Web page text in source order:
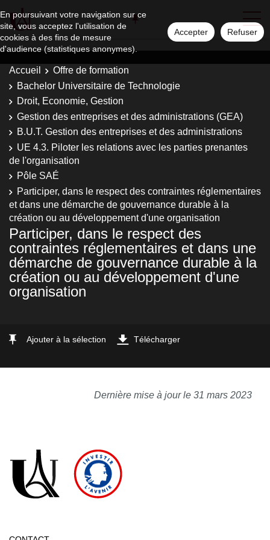
En poursuivant votre navigation sur ce
site, vous acceptez l'utilisation de
cookies à des fins de mesure
d'audience (statistiques anonymes).
Accepter Refuser
Accueil
Offre de formation
Bachelor Universitaire de Technologie
Droit, Economie, Gestion
Gestion des entreprises et des administrations (GEA)
B.U.T. Gestion des entreprises et des administrations
UE 4.3. Piloter les relations avec les parties prenantes
de l'organisation
Pôle SAÉ
Participer, dans le respect des contraintes réglementaires
et dans une démarche de gouvernance durable à la
création ou au développement d'une organisation
Participer, dans le respect des
contraintes réglementaires et dans une
démarche de gouvernance durable à la
création ou au développement d'une
organisation
Ajouter à la sélection Télécharger
Dernière mise à jour le 31 mars 2023